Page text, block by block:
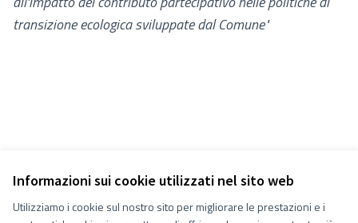
Informazioni sui cookie utilizzati nel sito web
Utilizziamo i cookie sul nostro sito per migliorare le prestazioni e i
transizione ecologica sviluppate dal Comune"
Termini e condizioni d''uso